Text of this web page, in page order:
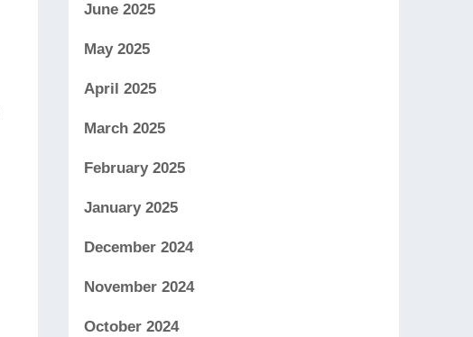
June 2025
May 2025
April 2025
March 2025
February 2025
January 2025
December 2024
November 2024
October 2024